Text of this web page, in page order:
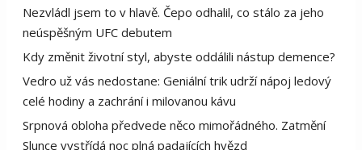
Nezvládl jsem to v hlavě. Čepo odhalil, co stálo za jeho
neúspěšným UFC debutem
Kdy změnit životní styl, abyste oddálili nástup demence?
Vedro už vás nedostane: Geniální trik udrží nápoj ledový
celé hodiny a zachrání i milovanou kávu
Srpnová obloha předvede něco mimořádného. Zatmění
Slunce vystřídá noc plná padajících hvězd